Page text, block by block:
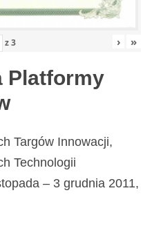
z3 › »
Platformy
Targów Innowacji,
Technologii
– 3 grudnia 2011,